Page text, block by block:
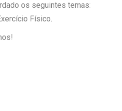
os seguintes temas:
Físico.